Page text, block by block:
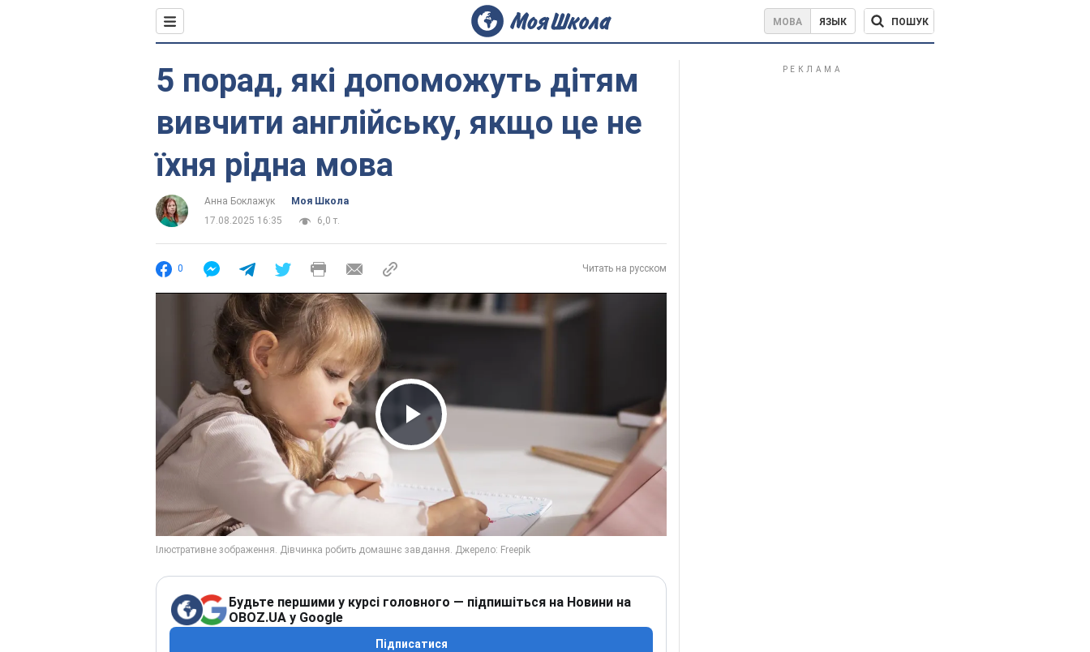
МОВА ЯЗЫК ПОШУК
5 порад, які допоможуть дітям
вивчити англійську, якщо це не
їхня рідна мова
Анна Боклажук
Моя Школа
17.08.2025 16:35
6,0 т.
0 Читать на русском
Play Video
Будьте першими у курсі головного — підпишіться на Новини на
OBOZ.UA у Google
Підписатися